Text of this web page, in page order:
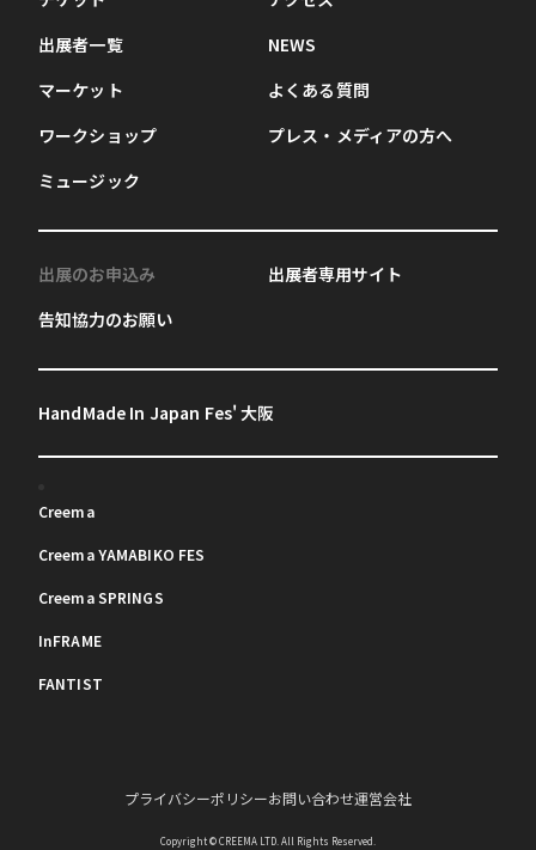
出展者一覧
マーケット
ワークショップ
ミュージック
NEWS
よくある質問
プレス・メディアの方へ
出展のお申込み
告知協力のお願い
出展者専用サイト
HandMade In Japan Fes' 大阪
Creema
Creema YAMABIKO FES
Creema SPRINGS
InFRAME
FANTIST
プライバシーポリシーお問い合わせ運営会社
Copyright © CREEMA LTD. All Rights Reserved.